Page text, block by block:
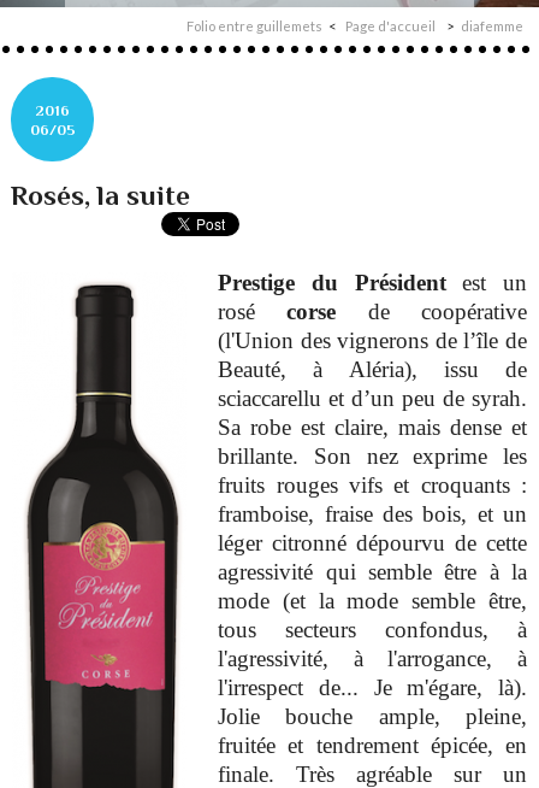
Folio entre guillemets Page d'accueil diafemme
2016
06/05
Rosés, la suite
Prestige du Présidentest un
rosécorse de coopérative
(l'Union des vignerons de l’île de
Beauté, à Aléria), issu de
sciaccarellu et d’un peu de syrah.
Sa robe est claire, mais dense et
brillante. Son nez exprime les
fruits rouges vifs et croquants :
framboise, fraise des bois, et un
léger citronné dépourvu de cette
agressivité qui semble être à la
mode (et la mode semble être,
tous secteurs confondus, à
l'agressivité, à l'arrogance, à
l'irrespect de... Je m'égare, là).
Jolie bouche ample, pleine,
fruitée et tendrement épicée, en
finale. Très agréable sur un